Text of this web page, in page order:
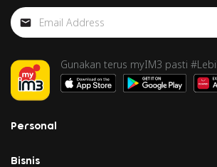
Gunakan terus myIM3 pasti
Personal
Bisnis